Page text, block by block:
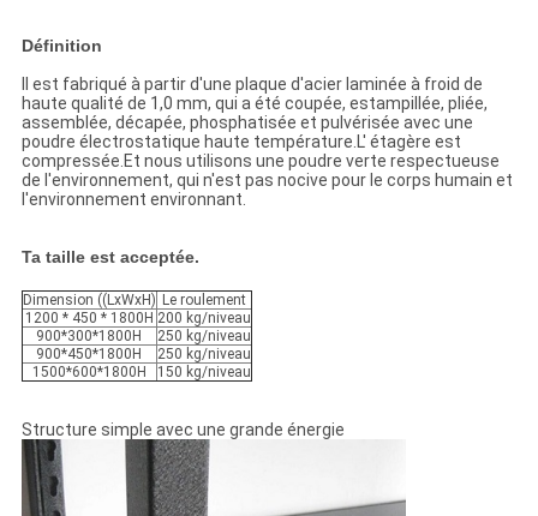
Définition
Il est fabriqué à partir d'une plaque d'acier laminée à froid de
haute qualité de 1,0 mm, qui a été coupée, estampillée, pliée,
assemblée, décapée, phosphatisée et pulvérisée avec une
poudre électrostatique haute température.L' étagère est
compressée.Et nous utilisons une poudre verte respectueuse
de l'environnement, qui n'est pas nocive pour le corps humain et
l'environnement environnant.
Ta taille est acceptée.
Dimension ((LxWxH) Le roulement
1200 * 450 * 1800H 200 kg/niveau
900*300*1800H
250 kg/niveau
900*450*1800H
250 kg/niveau
1500*600*1800H
150 kg/niveau
Structure simple avec une grande énergie